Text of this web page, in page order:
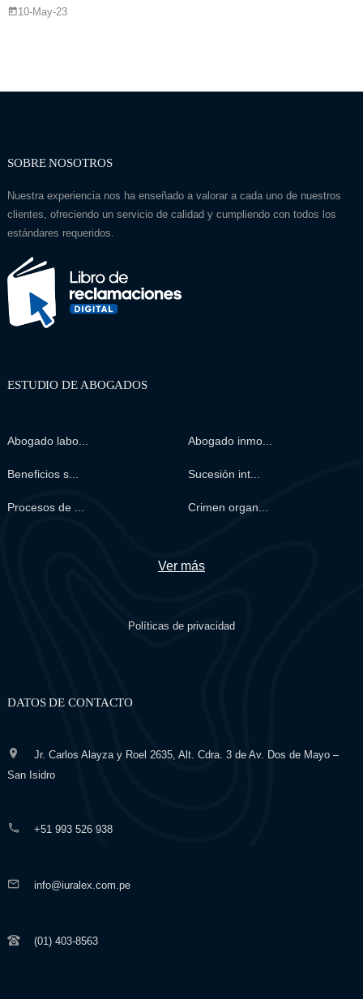
10-May-23
SOBRE NOSOTROS
Nuestra experiencia nos ha enseñado a valorar a cada uno de nuestros
clientes, ofreciendo un servicio de calidad y cumpliendo con todos los
estándares requeridos.
ESTUDIO DE ABOGADOS
Abogado labo... Abogado inmo...
Beneficios s... Sucesión int...
Procesos de ... Crimen organ...
Ver más
Políticas de privacidad
DATOS DE CONTACTO
Jr. Carlos Alayza y Roel 2635, Alt. Cdra. 3 de Av. Dos de Mayo –
San Isidro
+51 993 526 938
info@iuralex.com.pe
(01) 403-8563